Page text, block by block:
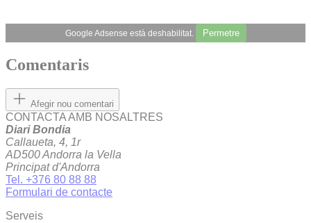
Google Adsense està deshabilitat. Permetre
Comentaris
Afegir nou comentari
CONTACTA AMB NOSALTRES
Diari Bondia
Callaueta, 4, 1r
AD500 Andorra la Vella
Principat d'Andorra
Tel. +376 80 88 88
Formulari de contacte
Serveis